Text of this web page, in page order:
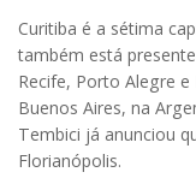
Curitiba é a sétima
também está
Recife, Porto Alegre
Buenos Aires, na
Tembici já anunciou
Florianópolis.